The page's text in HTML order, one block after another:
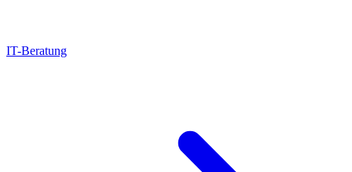
IT-Beratung